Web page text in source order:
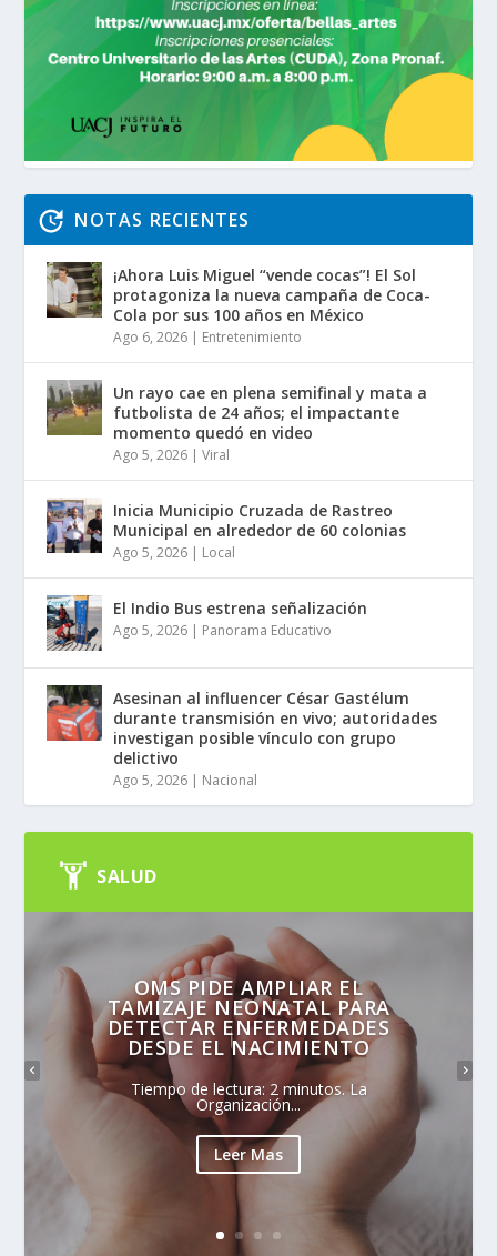
NOTAS RECIENTES
¡Ahora Luis Miguel “vende cocas”! El Sol
protagoniza la nueva campaña de Coca-
Cola por sus 100 años en México
Ago 6, 2026 | Entretenimiento
Un rayo cae en plena semifinal y mata a
futbolista de 24 años; el impactante
momento quedó en video
Ago 5, 2026 |Viral
Inicia Municipio Cruzada de Rastreo
Municipal en alrededor de 60 colonias
Ago 5, 2026 | Local
El Indio Bus estrena señalización
Ago 5, 2026 | Panorama Educativo
Asesinan al influencer César Gastélum
durante transmisión en vivo; autoridades
investigan posible vínculo con grupo
delictivo
Ago 5, 2026 | Nacional
SALUD
OMS PIDE AMPLIAR EL
TAMIZAJE NEONATAL PARA
DETECTAR ENFERMEDADES
DESDE EL NACIMIENTO
Tiempo de lectura: 2 minutos. La
Organización...
Leer Mas